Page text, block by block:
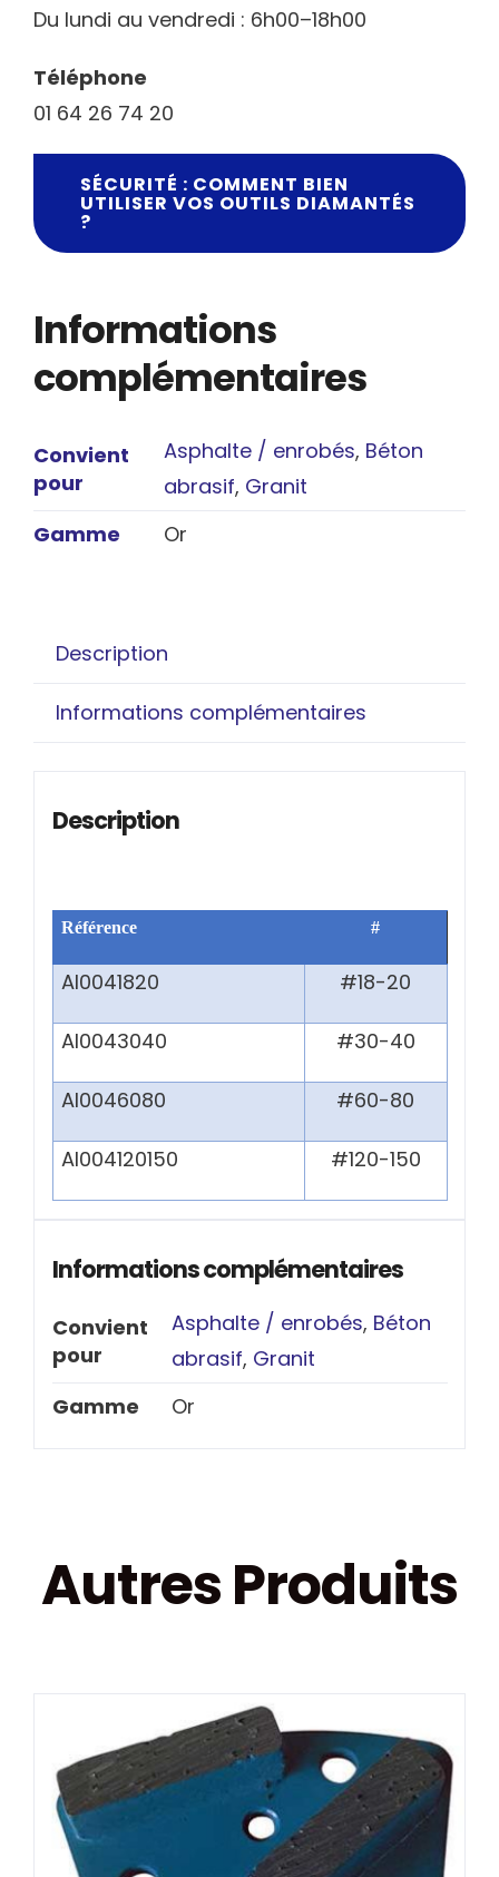
Du lundi au vendredi : 6h00–18h00
Téléphone
01 64 26 74 20
SÉCURITÉ : COMMENT BIEN
UTILISER VOS OUTILS DIAMANTÉS
?
Informations
complémentaires
Convient
pour
Asphalte / enrobés, Béton
abrasif, Granit
Gamme
Or
Description
Informations complémentaires
Description
Référence #
AI0041820 #18-20
AI0043040 #30-40
AI0046080 #60-80
AI004120150 #120-150
Informations complémentaires
Convient
pour
Asphalte / enrobés, Béton
abrasif, Granit
Gamme
Or
Autres Produits